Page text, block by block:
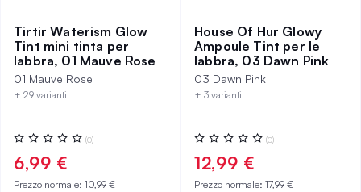
Tirtir Waterism Glow
Tint mini tinta per
labbra, 01 Mauve Rose
01 Mauve Rose
+ 29 varianti
Valutazione:
0%
(0)
6,99 €
Prezzo normale: 10,99 €
House Of Hur Glowy
Ampoule Tint per le
labbra, 03 Dawn Pink
03 Dawn Pink
+ 3 varianti
Valutazione:
0%
(0)
12,99 €
Prezzo normale: 17,99 €